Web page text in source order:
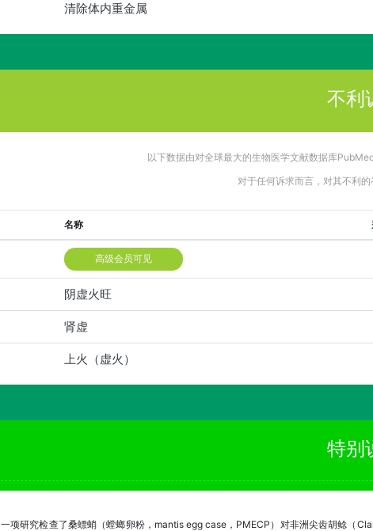
清除体内重金属
不利
以下数据由对全球最大的生物医学文献数据库
对于任何诉求而言，对其不利
名称
高级会员可见
阴虚火旺
肾虚
上火（虚火）
特别
一项研究检查了桑螵蛸（螳螂卵粉，mantis egg case，PMECP）对非洲尖齿胡鲶（